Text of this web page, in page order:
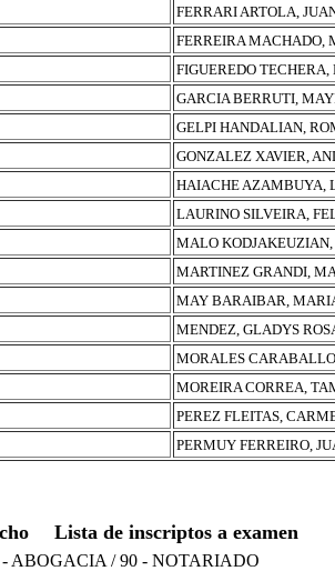
FERRARI ARTOLA,
FERREIRA MACHADO,
FIGUEREDO
GARCIA BERRUTI,
GELPI HANDALIAN,
GONZALEZ XAVIER,
HAIACHE AZAMBUYA,
LAURINO SILVEIRA,
MALO KODJAKEUZIAN,
MARTINEZ GRANDI,
MAY BARAIBAR,
MENDEZ, GLADYS
MORALES
MOREIRA CORREA,
PEREZ FLEITAS,
PERMUY FERREIRO,
Lista de inscriptos a examen
- ABOGACIA / 90 - NOTARIADO